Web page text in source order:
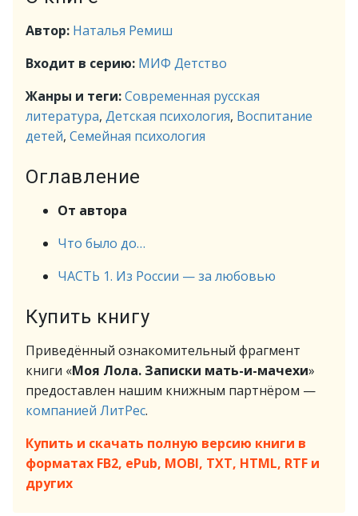
Автор: Наталья Ремиш
Входит в серию: МИФ Детство
Жанры и теги:Современная русская
литература, Детская психология, Воспитание
детей, Семейная психология
Оглавление
От автора
Что было до…
ЧАСТЬ 1. Из России — за любовью
Купить книгу
Приведённый ознакомительный фрагмент
книги «Моя Лола. Записки мать-и-мачехи»
предоставлен нашим книжным партнёром —
компанией ЛитРес.
Купить и скачать полную версию книги в
форматах FB2, ePub, MOBI, TXT, HTML, RTF и
других